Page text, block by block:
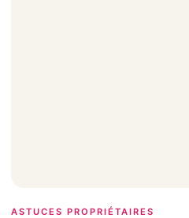
ASTUCES PROPRIÉTAIRES